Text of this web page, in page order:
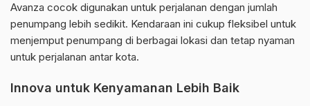
Avanza cocok digunakan untuk perjalanan dengan jumlah
penumpang lebih sedikit. Kendaraan ini cukup fleksibel untuk
menjemput penumpang di berbagai lokasi dan tetap nyaman
untuk perjalanan antar kota.
Innova untuk Kenyamanan Lebih Baik